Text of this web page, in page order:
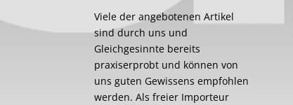
Viele der angebotenen Artikel
sind durch uns und
Gleichgesinnte bereits
praxiserprobt und können von
uns guten Gewissens empfohlen
werden. Als freier Importeur